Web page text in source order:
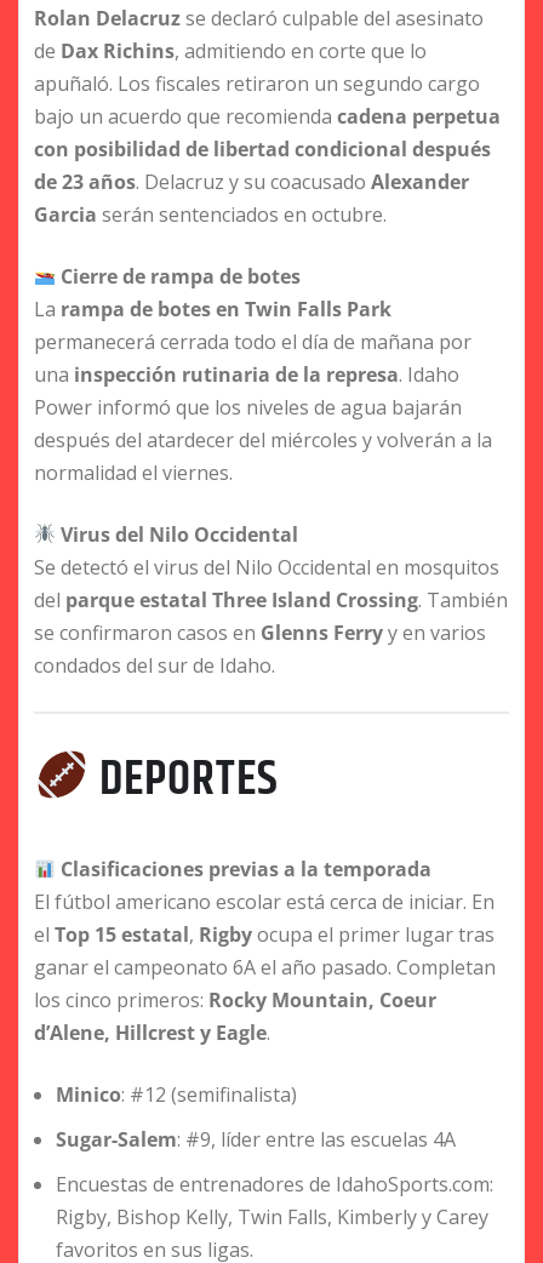
Rolan Delacruzse declaró culpable del asesinato
de Dax Richins, admitiendo en corte que lo
apuñaló. Los fiscales retiraron un segundo cargo
bajo un acuerdo que recomienda cadena perpetua
con posibilidad de libertad condicional después
de 23 años. Delacruz y su coacusado Alexander
Garcia serán sentenciados en octubre.
Cierre de rampa de botes
La rampa de botes en Twin Falls Park
permanecerá cerrada todo el día de mañana por
una inspección rutinaria de la represa. Idaho
Power informó que los niveles de agua bajarán
después del atardecer del miércoles y volverán a la
normalidad el viernes.
Virus del Nilo Occidental
Se detectó el virus del Nilo Occidental en mosquitos
del parque estatal Three Island Crossing. También
se confirmaron casos en Glenns Ferryy en varios
condados del sur de Idaho.
DEPORTES
Clasificaciones previas a la temporada
El fútbol americano escolar está cerca de iniciar. En
el Top 15 estatal, Rigbyocupa el primer lugar tras
ganar el campeonato 6A el año pasado. Completan
los cinco primeros: Rocky Mountain, Coeur
d’Alene, Hillcrest y Eagle.
Minico: #12 (semifinalista)
Sugar-Salem: #9, líder entre las escuelas 4A
Encuestas de entrenadores de IdahoSports.com:
Rigby, Bishop Kelly, Twin Falls, Kimberly y Carey
favoritos en sus ligas.